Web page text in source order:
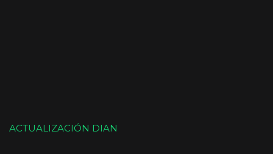
ACTUALIZACIÓN DIAN